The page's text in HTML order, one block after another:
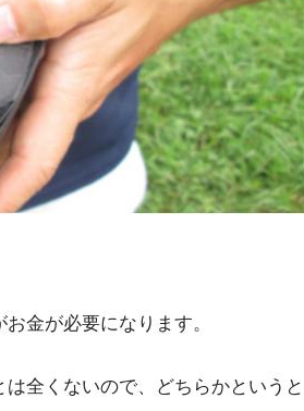
金が必要になります。
全くないので、どちらかというと